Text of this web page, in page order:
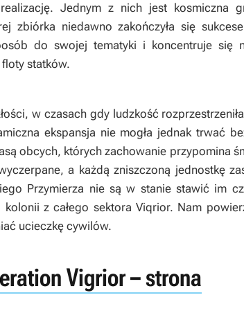
Jednym z nich jest kosmiczna
zbiórka niedawno zakończyła się
do swojej tematyki i koncentruje się
statków.
w czasach gdy ludzkość
ekspansja nie mogła jednak trwać
obcych, których zachowanie przypomina
a każdą zniszczoną jednostkę
Przymierza nie są w stanie stawić im
z całego sektora Viqrior. Nam
ucieczkę cywilów.
Vigrior – strona